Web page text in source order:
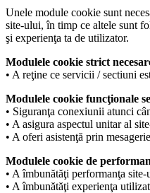
Unele module cookie sunt
site-ului, în timp ce altele sunt
şi experienţa ta de utilizator.
Modulele cookie strict
• A reţine ce servicii / sectiuni
Modulele cookie funcţionale
• Siguranţa conexiunii atunci
• A asigura aspectul unitar al
• A oferi asistenţă prin
Modulele cookie de
• A îmbunătăţi performanţa
• A îmbunătăţi experienţa